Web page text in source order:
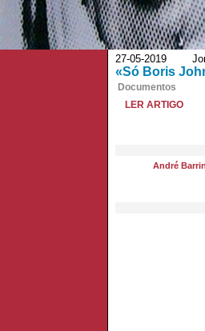
27-05-2019
«Só Boris
Documentos
LER ARTIGO
André